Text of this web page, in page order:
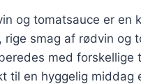
og tomatsauce er en
smag af rødvin og
med forskellige
til en hyggelig